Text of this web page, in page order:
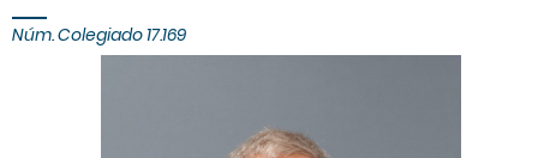
Núm. Colegiado 17.169